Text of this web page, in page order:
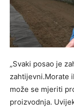
„Svaki posao je
zahtijevni.Morate
može se mjeriti
proizvodnja.